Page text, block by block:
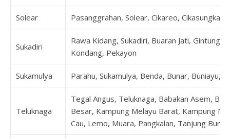
Solear Pasanggrahan, Solear, Cikareo, Cikasungka,
Sukadiri
Rawa Kidang, Sukadiri, Buaran Jati, Gintung,
Kondang, Pekayon
Sukamulya Parahu, Sukamulya, Benda, Bunar, Buniayu,
Teluknaga
Tegal Angus, Teluknaga, Babakan Asem,
Besar, Kampung Melayu Barat, Kampung
Cau, Lemo, Muara, Pangkalan, Tanjung